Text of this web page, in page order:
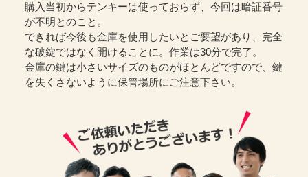
購入当初からテンキーは使っておらず、今回は暗証番号
が不明とのこと。
できれば今後も金庫を使用したいとご要望があり、完全
な破錠ではなく開けることに。作業は30分で完了。
金庫の鍵は小さいサイズのものがほとんどですので、鍵
を失くさないように保管場所にご注意下さい。